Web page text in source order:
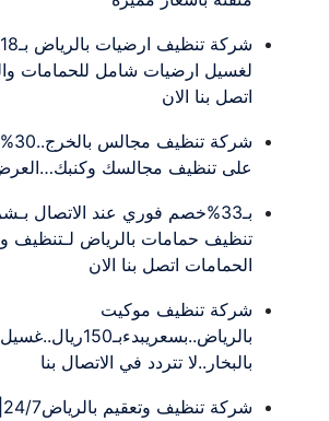
شركة تنظيف ارضيات بالرياض بـ18% خصم
لغسيل ارضيات شامل للحمامات والمطابخ
اتصل بنا الان
شركة تنظيف مجالس بالخرج..30%خصم
على تنظيف مجالسك وكنبك…العرض محدود
بـ33%خصم فوري عند الاتصال بـشركة
تنظيف حمامات بالرياض لـتنظيف وتلميع
الحمامات اتصل بنا الان
شركة تنظيف موكيت
بالرياض..بسعريبدءبـ150ريال..غسيل موكيب
بالبخار..لا تتردد في الاتصال بنا
شركة تنظيف وتعقيم بالرياض24/7|لحمايتك